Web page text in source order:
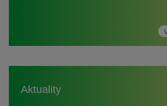
Aktuality